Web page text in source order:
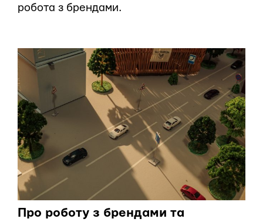
робота з брендами.
Про роботу з брендами та